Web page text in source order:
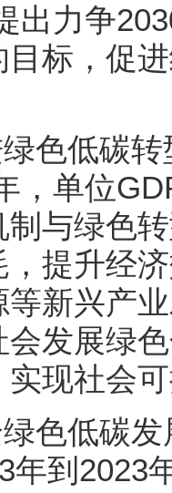
出力争
标，促
色低碳
，单位
与绿色
提升经
新兴产
会发展绿
实现社会
色低碳
年到 2023